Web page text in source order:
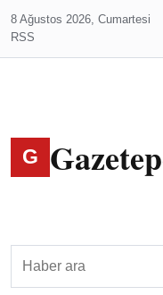
8 Ağustos 2026, Cumartesi
RSS
G